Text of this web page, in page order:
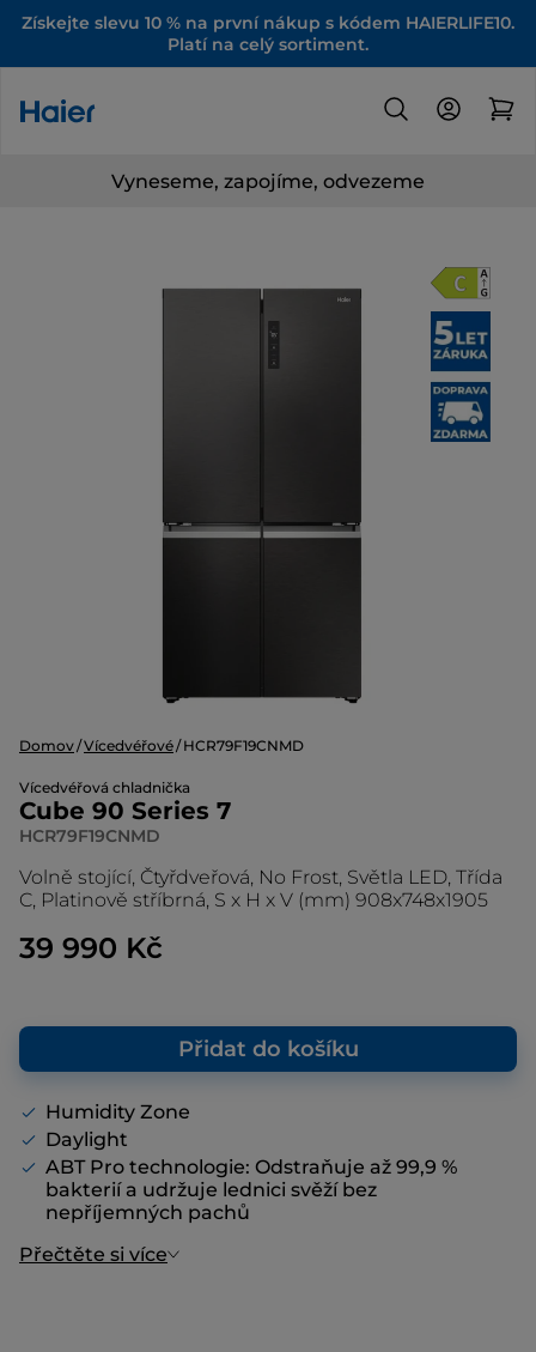
Získejte slevu 10 % na první nákup s kódem HAIERLIFE10.
Platí na celý sortiment.
Vyneseme, zapojíme, odvezeme
Domov Vícedvéřové HCR79F19CNMD
Vícedvéřová chladnička
Cube 90 Series 7
HCR79F19CNMD
Volně stojící, Čtyřdveřová, No Frost, Světla LED, Třída
C, Platinově stříbrná, S x H x V (mm) 908x748x1905
39 990 Kč
Přidat do košíku
Humidity Zone
Daylight
ABT Pro technologie: Odstraňuje až 99,9 %
bakterií a udržuje lednici svěží bez
nepříjemných pachů
Přečtěte si více